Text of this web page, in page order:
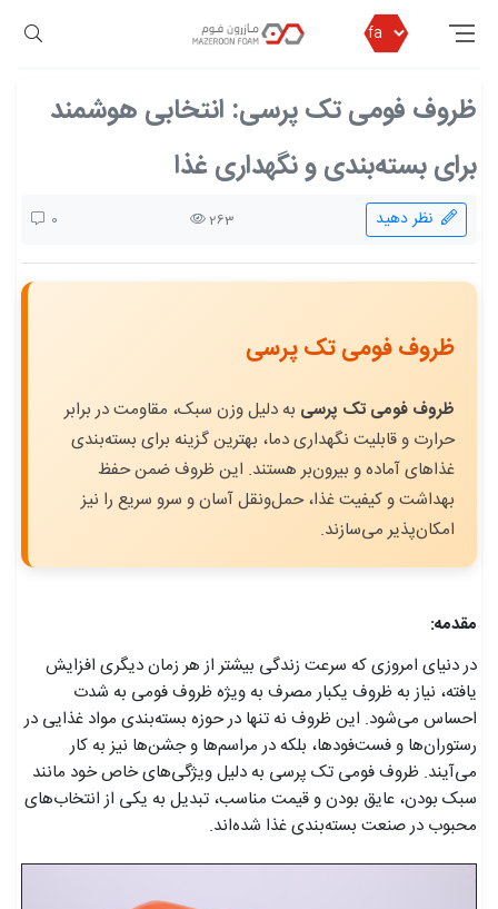
مازرون فوم
بلاگ مازرون فوم
ظروف فومی تک پرسی: انتخابی هوشمند برای بسته‌بندی و نگهداری غذا
ظروف فومی تک پرسی: انتخابی هوشمند
برای بسته‌بندی و نگهداری غذا
0 263 نظر دهید
ظروف فومی تک پرسی
ظروف فومی تک پرسی به دلیل وزن سبک، مقاومت در برابر
حرارت و قابلیت نگهداری دما، بهترین گزینه برای بسته‌بندی
غذاهای آماده و بیرون‌بر هستند. این ظروف ضمن حفظ
بهداشت و کیفیت غذا، حمل‌ونقل آسان و سرو سریع را نیز
امکان‌پذیر می‌سازند.
مقدمه:
در دنیای امروزی که سرعت زندگی بیشتر از هر زمان دیگری افزایش
یافته، نیاز به ظروف یکبار مصرف به ویژه ظروف فومی به شدت
احساس می‌شود. این ظروف نه تنها در حوزه بسته‌بندی مواد غذایی در
رستوران‌ها و فست‌فودها، بلکه در مراسم‌ها و جشن‌ها نیز به کار
می‌آیند. ظروف فومی تک پرسی به دلیل ویژگی‌های خاص خود مانند
سبک بودن، عایق بودن و قیمت مناسب، تبدیل به یکی از انتخاب‌های
محبوب در صنعت بسته‌بندی غذا شده‌اند.